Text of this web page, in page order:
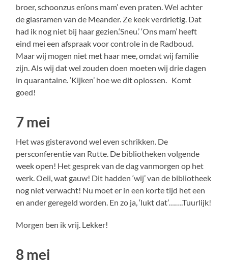
broer, schoonzus en‘ons mam’ even praten. Wel achter
de glasramen van de Meander. Ze keek verdrietig. Dat
had ik nog niet bij haar gezien.‘Sneu.’ ‘Ons mam’ heeft
eind mei een afspraak voor controle in de Radboud.
Maar wij mogen niet met haar mee, omdat wij familie
zijn. Als wij dat wel zouden doen moeten wij drie dagen
in quarantaine. ‘Kijken’ hoe we dit oplossen. Komt
goed!
7 mei
Het was gisteravond wel even schrikken. De
persconferentie van Rutte. De bibliotheken volgende
week open! Het gesprek van de dag vanmorgen op het
werk. Oeii, wat gauw! Dit hadden ‘wij’ van de bibliotheek
nog niet verwacht! Nu moet er in een korte tijd het een
en ander geregeld worden. En zo ja, ‘lukt dat’…….Tuurlijk!
Morgen ben ik vrij. Lekker!
8 mei